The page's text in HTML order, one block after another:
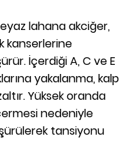
lahana akciğer,
kanserlerine
İçerdiği A, C ve E
yakalanma, kalp
Yüksek oranda
nedeniyle
tansiyonu